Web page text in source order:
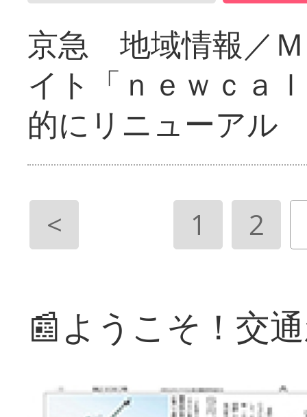
京急 地域情報／
イト「ｎｅｗｃａ
的にリニューアル
< 1 2
📰ようこそ！交